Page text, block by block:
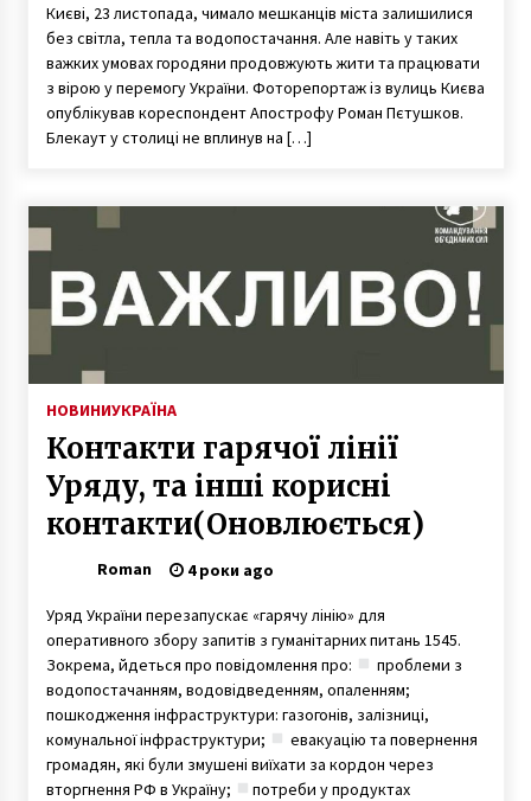
Києві, 23 листопада, чимало мешканців міста залишилися
без світла, тепла та водопостачання. Але навіть у таких
важких умовах городяни продовжують жити та працювати
з вірою у перемогу України. Фоторепортаж із вулиць Києва
опублікував кореспондент Апострофу Роман Пєтушков.
Блекаут у столиці не вплинув на […]
НОВИНИУКРАЇНА
Контакти гарячої лінії
Уряду, та інші корисні
контакти(Оновлюється)
Roman 4 роки ago
Уряд України перезапускає «гарячу лінію» для
оперативного збору запитів з гуманітарних питань 1545.
Зокрема, йдеться про повідомлення про:
проблеми з
водопостачанням, водовідведенням, опаленням;
пошкодження інфраструктури: газогонів, залізниці,
комунальної інфраструктури;
евакуацію та повернення
громадян, які були змушені виїхати за кордон через
вторгнення РФ в Україну;
потреби у продуктах